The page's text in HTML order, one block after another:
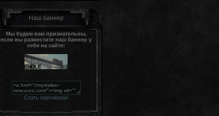
Наш баннер
Мы будем вам признательны,
если вы разместите наш баннер у
себя на сайте:
Стать партнером!